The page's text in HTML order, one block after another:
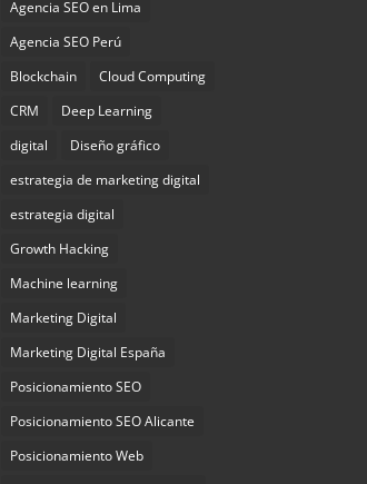
Agencia SEO en Lima
Agencia SEO Perú
Blockchain
Cloud Computing
CRM
Deep Learning
digital
Diseño gráfico
estrategia de marketing digital
estrategia digital
Growth Hacking
Machine learning
Marketing Digital
Marketing Digital España
Posicionamiento SEO
Posicionamiento SEO Alicante
Posicionamiento Web